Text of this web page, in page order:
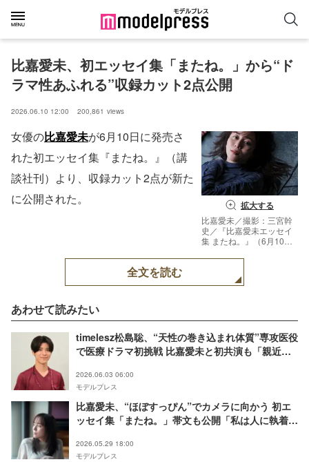
比嘉愛未、初エッセイ集「またね。」から“ド
ラマ性あふれる”収録カット2点公開
2026.06.10 12:00 200,861 views
拡大する
比嘉愛未／撮影：三宮幹
史／『比嘉愛未エッセイ
集 またね。』（6月10日
女優の比嘉愛未が6月10日に発売さ
れた初エッセイ集『またね。』（講
談社刊）より、収録カット2点が新た
に公開された。
全文を読む
あわせて読みたい
timelesz松島聡、“天性の巻き込まれ体質”専攻医役
で医療ドラマ初挑戦 比嘉愛未と初共演も「親近
2026.06.03 06:00
モデルプレス
比嘉愛未、“ほぼすっぴん”でカメラに向かう 初エ
ッセイ集「またね。」帯文も公開「私は人に執着し
2026.05.29 18:00
モデルプレス